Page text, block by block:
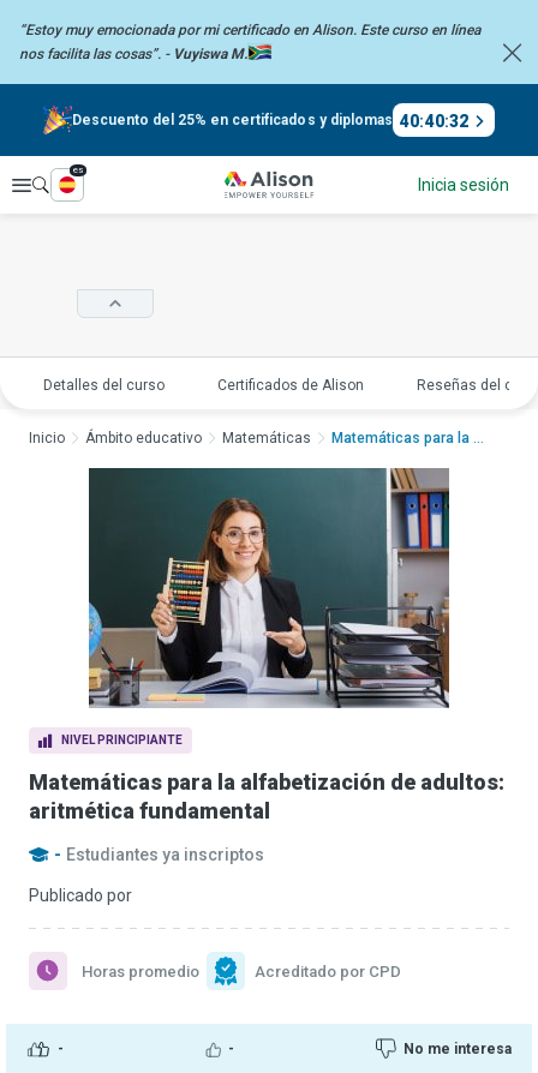
“Estoy muy emocionada por mi certificado en Alison. Este curso en línea
nos facilita las cosas”. - Vuyiswa M.
Descuento del 25% en certificados y diplomas 40:40:31
Explorar
es
Inicia sesión
Detalles del curso Certificados de Alison Reseñas del
NIVEL PRINCIPIANTE
Matemáticas para la alfabetización de adultos:
aritmética fundamental
- Estudiantes ya inscriptos
Publicado por
- - No me interesa
Horas promedio Acreditado por CPD
Inicio Ámbito educativo Matemáticas Matemáticas para la a...